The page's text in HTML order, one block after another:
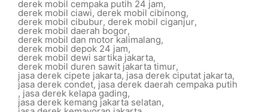
derek mobil cempaka putih 24 jam,
derek mobil ciawi, derek mobil cibinong,
derek mobil cibubur, derek mobil ciganjur,
derek mobil daerah bogor,
derek mobil dan motor kalimalang,
derek mobil depok 24 jam,
derek mobil dewi sartika jakarta,
derek mobil duren sawit jakarta timur,
jasa derek cipete jakarta, jasa derek ciputat jakarta,
jasa derek condet, jasa derek daerah cempaka putih
, jasa derek kelapa gading,
jasa derek kemang jakarta selatan,